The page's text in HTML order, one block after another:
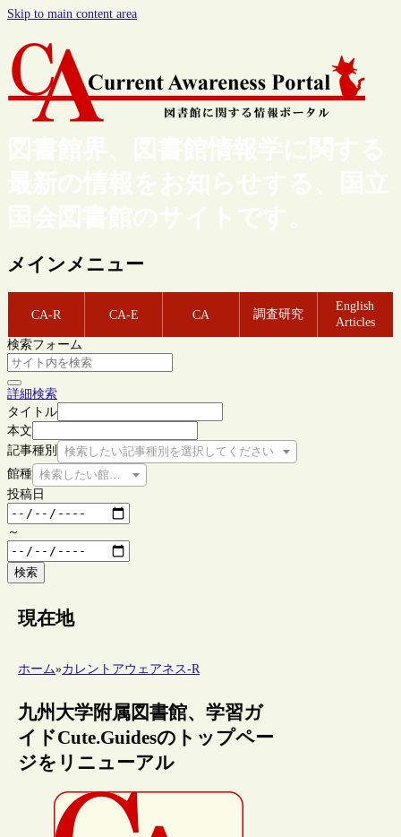
Skip to main content area
図書館界、図書館情報学に関する
最新の情報をお知らせする、国立
国会図書館のサイトです。
メインメニュー
CA-R CA-E CA 調査研究
English
Articles
検索フォーム
詳細検索
タイトル
本文
記事種別
検索したい記事種別を選択してください
館種 検索したい館種を選択してください
投稿日
～
検索
現在地
ホーム»カレントアウェアネス-R
九州大学附属図書館、学習ガ
イドCute.Guidesのトップペー
ジをリニューアル